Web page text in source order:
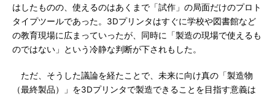
はしたものの、使えるのはあくまで「試作」の局面だけのプロト
タイプツールであった。3Dプリンタはすぐに学校や図書館など
の教育現場に広まっていったが、同時に「製造の現場で使えるも
のではない」という冷静な判断が下されもした。
ただ、そうした議論を経たことで、未来に向け真の「製造物
（最終製品）」を3Dプリンタで製造できることを目指す意義は